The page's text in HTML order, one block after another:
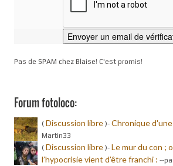
Pas de SPAM chez Blaise! C'est promis!
Forum fotoloco:
( Discussion libre )- Chronique
Martin33
( Discussion libre )- Le mur du con ;
l’hypocrisie vient d’être franchi : --